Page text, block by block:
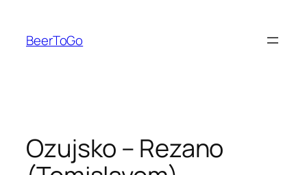
springen
BeerToGo
Ozujsko – Rezano